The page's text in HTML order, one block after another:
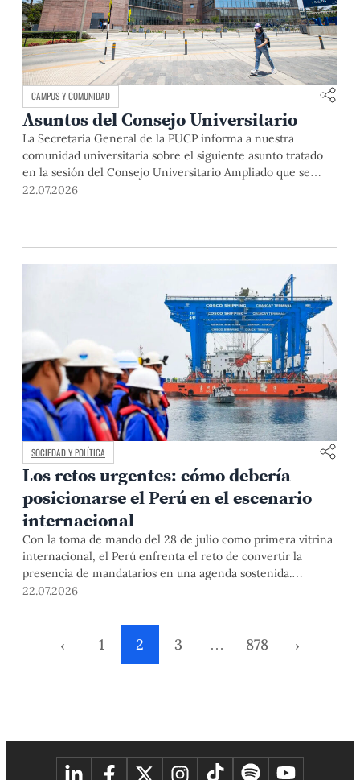
CAMPUS Y COMUNIDAD
Asuntos del Consejo Universitario
La Secretaría General de la PUCP informa a nuestra
comunidad universitaria sobre el siguiente asunto tratado
en la sesión del Consejo Universitario Ampliado que se
realizó el día miércoles 24 de junio de 2026: Plan de
22.07.2026
SOCIEDAD Y POLÍTICA
Los retos urgentes: cómo debería
posicionarse el Perú en el escenario
internacional
Con la toma de mando del 28 de julio como primera vitrina
internacional, el Perú enfrenta el reto de convertir la
presencia de mandatarios en una agenda sostenida.
Especialistas PUCP plantean superar la reacción coyuntural,
cooperación y capacidad de liderazgo regional.
22.07.2026
‹ 1 2 3 … 878 ›